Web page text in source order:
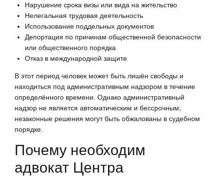
Нарушение срока визы или вида на жительство
Нелегальная трудовая деятельность
Использование поддельных документов
Депортация по причинам общественной безопасности
или общественного порядка
Отказ в международной защите
В этот период человек может быть лишён свободы и
находиться под административным надзором в течение
определённого времени. Однако административный
надзор не является автоматическим и бессрочным;
незаконные решения могут быть обжалованы в судебном
порядке.
Почему необходим
адвокат Центра